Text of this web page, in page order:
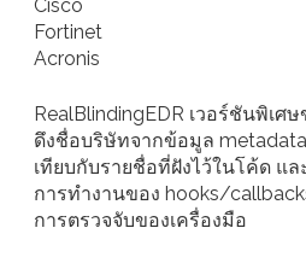
Cisco
Fortinet
Acronis
RealBlindingEDR เวอร์ชันพิเศ
ดึงชื่อบริษัทจากข้อมูล metadata
เทียบกับรายชื่อที่ฝังไว้ในโค้ด แ
การทำงานของ hooks/
การตรวจจับของเครื่องมือ